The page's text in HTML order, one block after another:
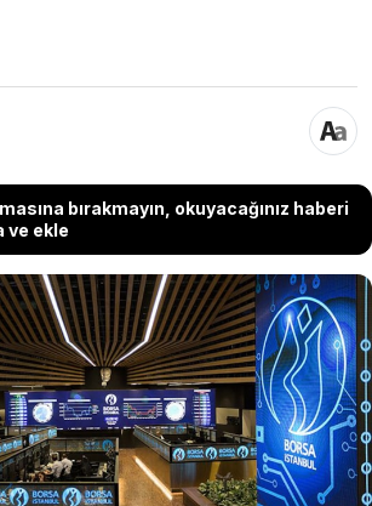
bırakmayın, okuyacağınız haberi
ve ekle
hisseleri öncülüğünde gelen
alımlar ve küresel risk iştahındaki
BIST 100 endeksi 15.021,82 puana
rekor kırdı.